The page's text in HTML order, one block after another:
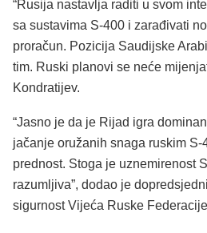
“Rusija nastavlja raditi u svom
sa sustavima S-400 i zarađivati
proračun. Pozicija Saudijske
tim. Ruski planovi se neće
Kondratijev.
“Jasno je da je Rijad igra
jačanje oružanih snaga ruskim
prednost. Stoga je uznemirenost
razumljiva”, dodao je
sigurnost Vijeća Ruske